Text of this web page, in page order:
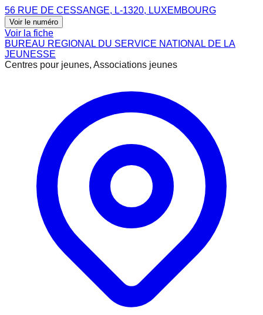
56 RUE DE CESSANGE, L-1320, LUXEMBOURG
Voir le numéro
Voir la fiche
BUREAU REGIONAL DU SERVICE NATIONAL DE LA
JEUNESSE
Centres pour jeunes, Associations jeunes